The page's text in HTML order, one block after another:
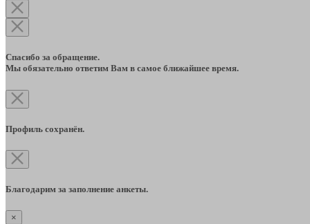
Спасибо за обращение.
Мы обязательно ответим Вам в самое ближайшее время.
Профиль сохранён.
Благодарим за заполнение анкеты.
×